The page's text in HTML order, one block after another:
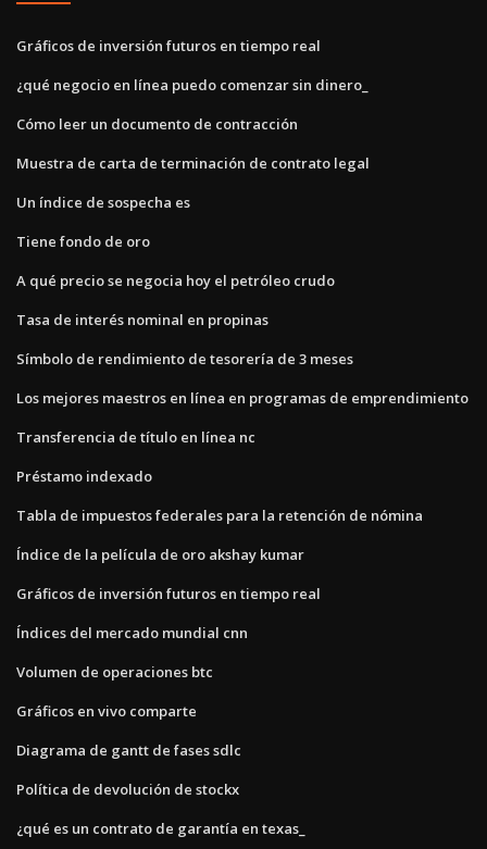
Gráficos de inversión futuros en tiempo real
¿qué negocio en línea puedo comenzar sin dinero_
Cómo leer un documento de contracción
Muestra de carta de terminación de contrato legal
Un índice de sospecha es
Tiene fondo de oro
A qué precio se negocia hoy el petróleo crudo
Tasa de interés nominal en propinas
Símbolo de rendimiento de tesorería de 3 meses
Los mejores maestros en línea en programas de emprendimiento
Transferencia de título en línea nc
Préstamo indexado
Tabla de impuestos federales para la retención de nómina
Índice de la película de oro akshay kumar
Gráficos de inversión futuros en tiempo real
Índices del mercado mundial cnn
Volumen de operaciones btc
Gráficos en vivo comparte
Diagrama de gantt de fases sdlc
Política de devolución de stockx
¿qué es un contrato de garantía en texas_